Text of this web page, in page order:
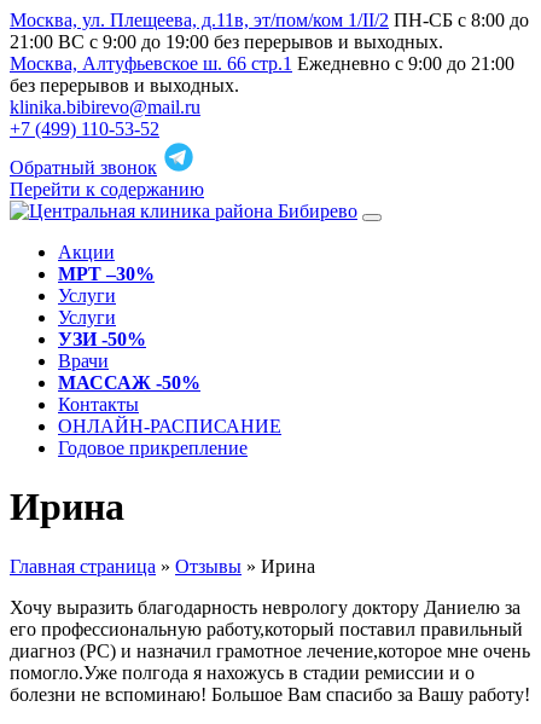
Москва, ул. Плещеева, д.11в, эт/пом/ком 1/II/2 ПН-СБ с 8:00 до
21:00 ВС с 9:00 до 19:00 без перерывов и выходных.
Москва, Алтуфьевское ш. 66 стр.1 Ежедневно с 9:00 до 21:00
без перерывов и выходных.
klinika.bibirevo@mail.ru
+7 (499) 110-53-52
Обратный звонок
Перейти к содержанию
Акции
МРТ –30%
Услуги
Услуги
УЗИ -50%
Врачи
МАССАЖ -50%
Контакты
ОНЛАЙН-РАСПИСАНИЕ
Годовое прикрепление
Ирина
Главная страница » Отзывы » Ирина
Хочу выразить благодарность неврологу доктору Даниелю за
его профессиональную работу,который поставил правильный
диагноз (РС) и назначил грамотное лечение,которое мне очень
помогло.Уже полгода я нахожусь в стадии ремиссии и о
болезни не вспоминаю! Большое Вам спасибо за Вашу работу!